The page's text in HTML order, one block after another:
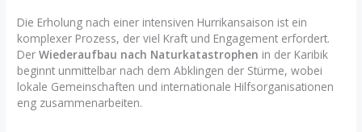
Die Erholung nach einer intensiven Hurrikansaison ist ein
komplexer Prozess, der viel Kraft und Engagement erfordert.
DerWiederaufbau nach Naturkatastrophen in der Karibik
beginnt unmittelbar nach dem Abklingen der Stürme, wobei
lokale Gemeinschaften und internationale Hilfsorganisationen
eng zusammenarbeiten.